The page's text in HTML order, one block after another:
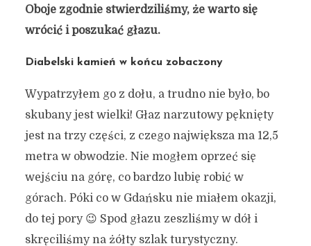
Oboje zgodnie stwierdziliśmy, że warto się
wrócić i poszukać głazu.
Diabelski kamień w końcu zobaczony
Wypatrzyłem go z dołu, a trudno nie było, bo
skubany jest wielki! Głaz narzutowy pęknięty
jest na trzy części, z czego największa ma 12,5
metra w obwodzie. Nie mogłem oprzeć się
wejściu na górę, co bardzo lubię robić w
górach. Póki co w Gdańsku nie miałem okazji,
do tej pory 😉 Spod głazu zeszliśmy w dół i
skręciliśmy na żółty szlak turystyczny.